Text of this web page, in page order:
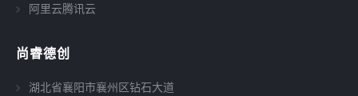
阿里云腾讯云
尚睿德创
湖北省襄阳市襄州区钻石大道